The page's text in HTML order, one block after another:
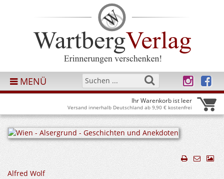
MENÜ
Ihr Warenkorb ist leer
Versand innerhalb Deutschland ab 9,90 € kostenfrei
Alfred Wolf